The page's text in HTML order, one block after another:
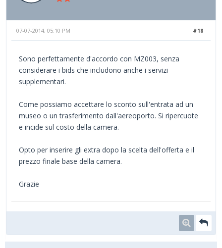
#18
07-07-2014, 05:10 PM
Sono perfettamente d'accordo con MZ003, senza
considerare i bids che includono anche i servizi
supplementari.
Come possiamo accettare lo sconto sull'entrata ad un
museo o un trasferimento dall'aereoporto. Si ripercuote
e incide sul costo della camera.
Opto per inserire gli extra dopo la scelta dell'offerta e il
prezzo finale base della camera.
Grazie